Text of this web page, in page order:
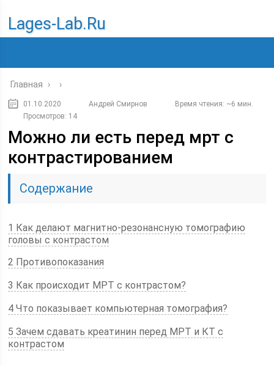
Lages-Lab.ru
Главная › ›
01.10.2020 Андрей Смирнов
Время чтения: ~6 мин.
Просмотров: 14
Можно ли есть перед мрт с
контрастированием
Содержание
1 Как делают магнитно-резонансную томографию
головы с контрастом
2 Противопоказания
3 Как происходит МРТ с контрастом?
4 Что показывает компьютерная томография?
5 Зачем сдавать креатинин перед МРТ и КТ с
контрастом